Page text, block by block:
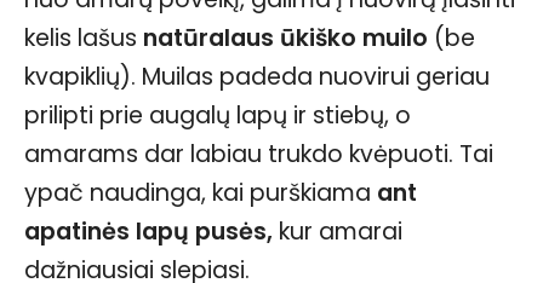
kelis lašus natūralaus ūkiško muilo (be
kvapiklių). Muilas padeda nuovirui geriau
prilipti prie augalų lapų ir stiebų, o
amarams dar labiau trukdo kvėpuoti. Tai
ypač naudinga, kai purškiama ant
apatinės lapų pusės, kur amarai
dažniausiai slepiasi.